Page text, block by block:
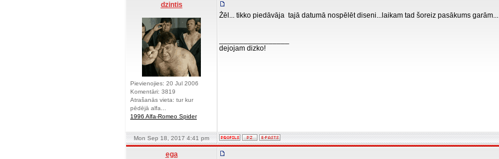
dzintis
Pievienojies: 20 Jul 2006
Komentāri: 3819
Atrašanās vieta: tur kur
pēdējā alfa...
1996 Alfa-Romeo Spider
Žēl... tikko piedāvāja tajā datumā nospēlēt diseni...laikam tad šoreiz pasākums garām...
dejojam dizko!
Mon Sep 18, 2017 4:41 pm
ega